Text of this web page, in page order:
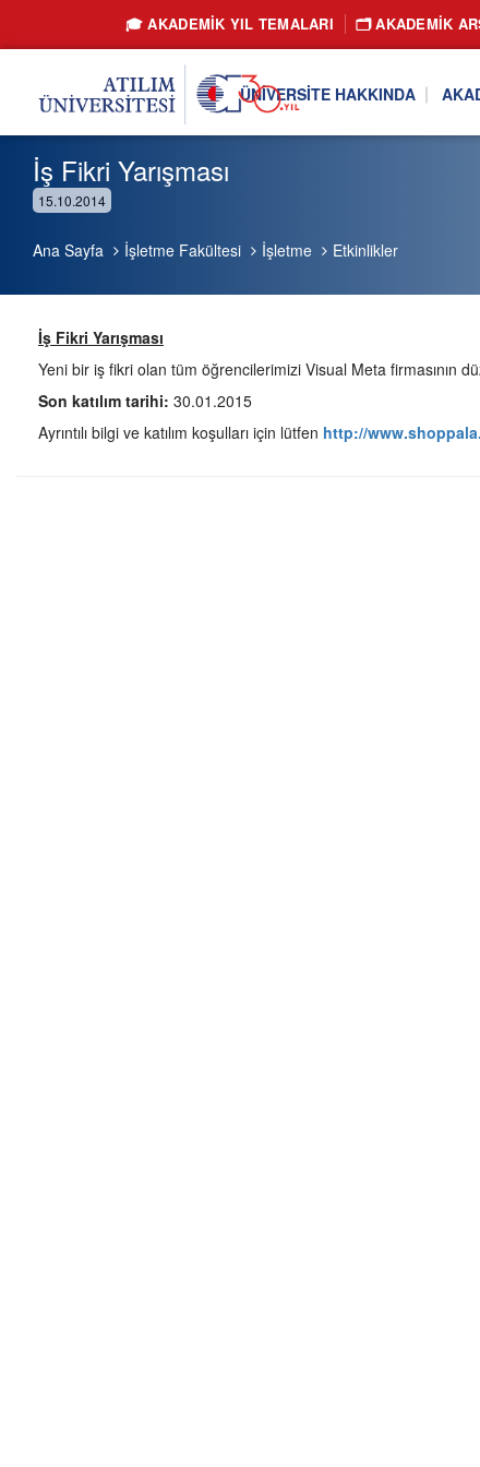
🎓 AKADEMİK YIL TEMALARI 🗂️ AKADEMIK
ÜNIVERSITE HAKKINDA
İş Fikri Yarışması
15.10.2014
Ana Sayfa İşletme Fakültesi İşletme Etkinlikler
İş Fikri Yarışması
Yeni bir iş fikri olan tüm öğrencilerimizi Visual Meta firmasının
Son katılım tarihi: 30.01.2015
Ayrıntılı bilgi ve katılım koşulları için lütfen http://